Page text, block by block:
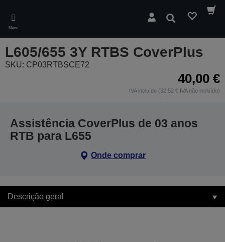
main
content
Menu
Pesquisar
L605/655 3Y RTBS CoverPlus
SKU: CP03RTBSCE72
40,00 €
IVA incluído (32,52 € IVA não incluído)
Assistência CoverPlus de 03 anos
RTB para L655
Onde comprar
Descrição geral